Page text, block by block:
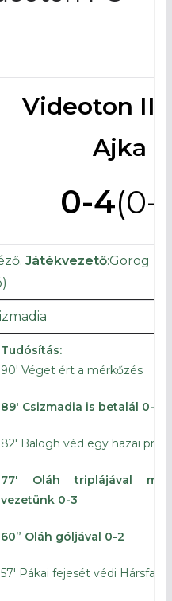
Videoton II.
Ajka
0-4(0-
Játékvezető:Görög
Tudósítás:
90′ Véget ért a mérkőzés
89′ Csizmadia is betalál 0-4
82′ Balogh véd egy hazai
77′ Oláh triplájával
vezetünk 0-3
60” Oláh góljával 0-2
57′ Pákai fejesét védi Hársfalvi